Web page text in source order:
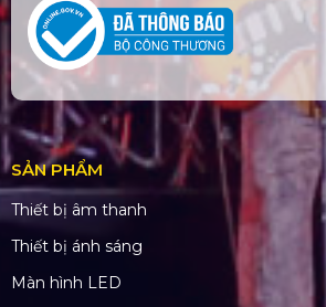
SẢN PHẨM
Thiết bị âm thanh
Thiết bị ánh sáng
Màn hình LED